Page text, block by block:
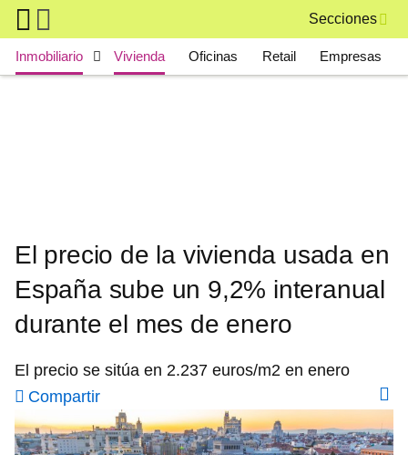
Skip to main content
Secciones
Main navigation
Inmobiliario Vivienda Oficinas Retail Empresas
El precio de la vivienda usada en
España sube un 9,2% interanual
durante el mes de enero
El precio se sitúa en 2.237 euros/m2 en enero
Compartir